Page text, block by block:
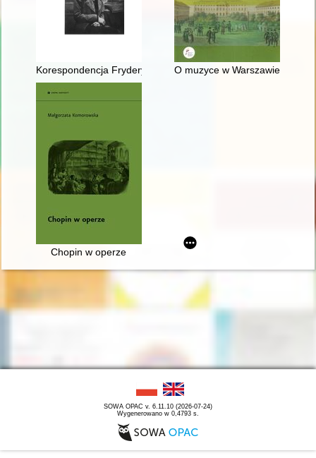
Korespondencja Fryderyka Chopina. T. 3 cz. 2,
O muzyce w Warszawie
Chopin w operze
SOWA OPAC v. 6.11.10 (2026-07-24)
Wygenerowano w 0,4793 s.